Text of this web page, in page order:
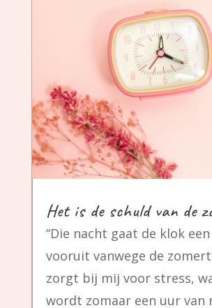
Het is de schuld van de
“Die nacht gaat de klok
vooruit vanwege de
zorgt bij mij voor stress,
wordt zomaar een uur van